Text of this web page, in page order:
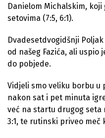
Danielom Michalskim, koji
setovima (7:5, 6:1).
Dvadesetdvogidšnji
od našeg Fazića, ali uspio
do pobjede.
Vidjeli smo veliku borbu u
nakon sat i pet minuta
već na startu drugog seta
3:1, te rutinski priveo meč